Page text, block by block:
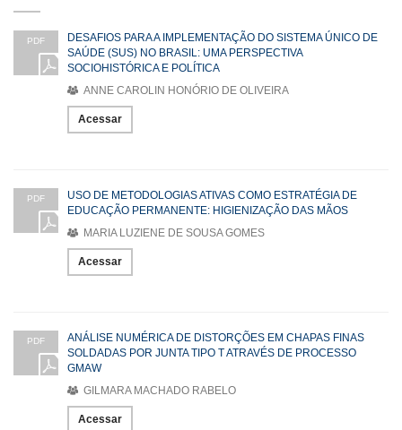
PDF
DESAFIOS PARA A IMPLEMENTAÇÃO DO SISTEMA ÚNICO DE
SAÚDE (SUS) NO BRASIL: UMA PERSPECTIVA
SOCIOHISTÓRICA E POLÍTICA
ANNE CAROLIN HONÓRIO DE OLIVEIRA
Acessar
PDF
USO DE METODOLOGIAS ATIVAS COMO ESTRATÉGIA DE
EDUCAÇÃO PERMANENTE: HIGIENIZAÇÃO DAS MÃOS
MARIA LUZIENE DE SOUSA GOMES
Acessar
PDF
ANÁLISE NUMÉRICA DE DISTORÇÕES EM CHAPAS FINAS
SOLDADAS POR JUNTA TIPO T ATRAVÉS DE PROCESSO
GMAW
GILMARA MACHADO RABELO
Acessar